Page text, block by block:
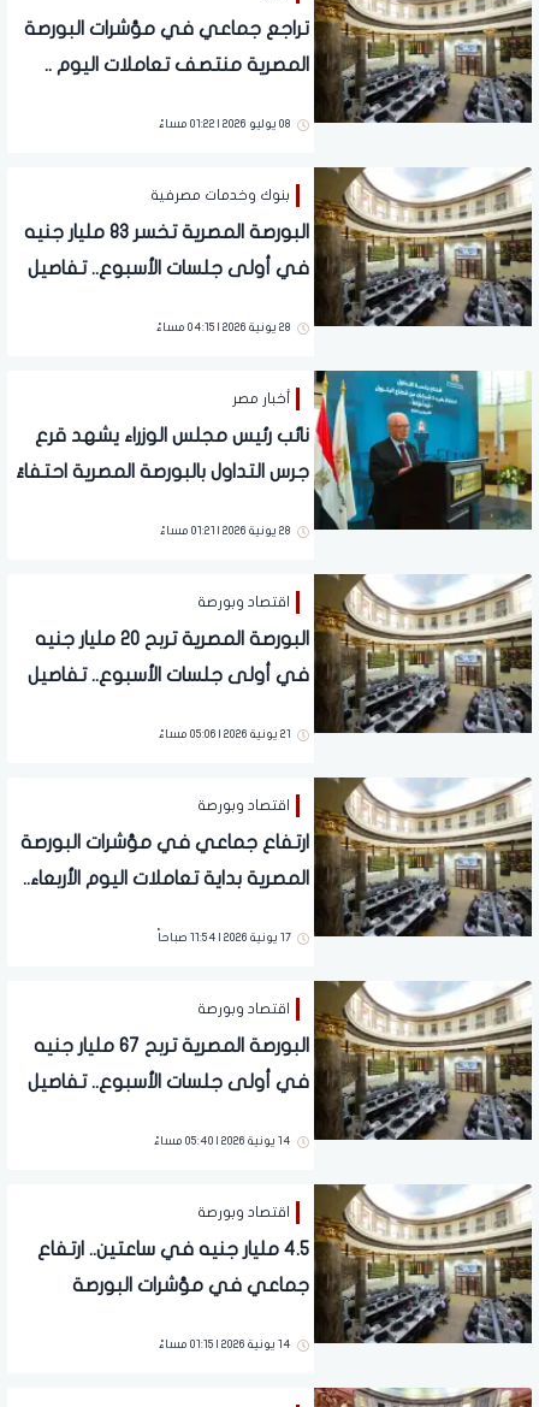
تراجع جماعي في مؤشرات البورصة
المصرية منتصف تعاملات اليوم ..
08 يوليو 2026 | 01:22 مساءً
بنوك وخدمات مصرفية
البورصة المصرية تخسر 83 مليار جنيه
في أولى جلسات الأسبوع.. تفاصيل
28 يونية 2026 | 04:15 مساءً
أخبار مصر
نائب رئيس مجلس الوزراء يشهد قرع
جرس التداول بالبورصة المصرية احتفاءً
28 يونية 2026 | 01:21 مساءً
اقتصاد وبورصة
البورصة المصرية تربح 20 مليار جنيه
في أولى جلسات الأسبوع.. تفاصيل
21 يونية 2026 | 05:06 مساءً
اقتصاد وبورصة
ارتفاع جماعي في مؤشرات البورصة
المصرية بداية تعاملات اليوم الأربعاء..
17 يونية 2026 | 11:54 صباحاً
اقتصاد وبورصة
البورصة المصرية تربح 67 مليار جنيه
في أولى جلسات الأسبوع.. تفاصيل
14 يونية 2026 | 05:40 مساءً
اقتصاد وبورصة
4.5 مليار جنيه في ساعتين.. ارتفاع
جماعي في مؤشرات البورصة
14 يونية 2026 | 01:15 مساءً